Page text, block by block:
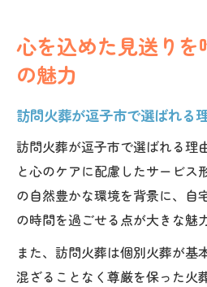
心を込めた見送り
の魅力
訪問火葬が逗子市で選ばれる
訪問火葬が逗子市で選ばれる理
と心のケアに配慮したサービス
の自然豊かな環境を背景に、自
の時間を過ごせる点が大きな魅
また、訪問火葬は個別火葬が基
混ざることなく尊厳を保った火